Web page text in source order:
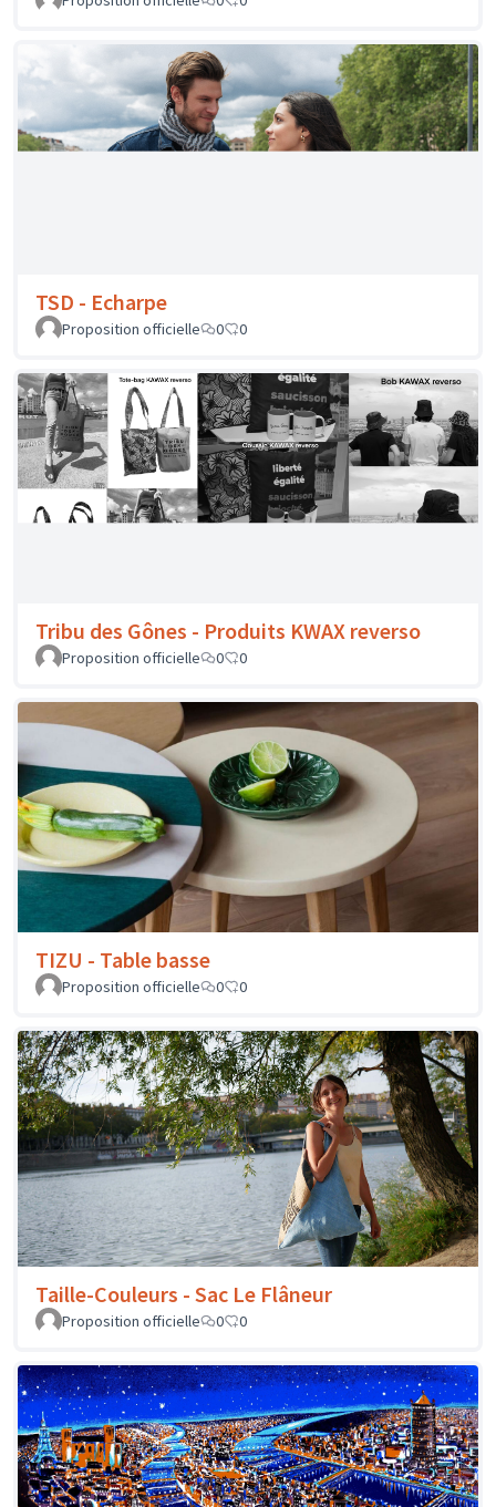
TSD - Echarpe
Tribu des Gônes - Produits KWAX reverso
Proposition officielle 0 0
TIZU - Table basse
Proposition officielle 0 0